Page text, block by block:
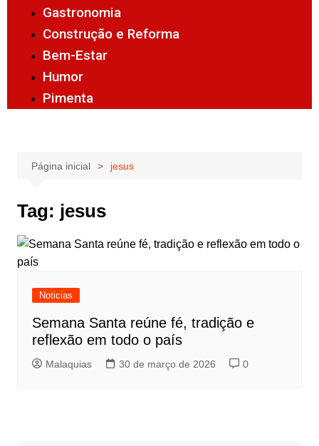
Gastronomia
Construção e Reforma
Bem-Estar
Humor
Pimenta
Página inicial jesus
Tag: jesus
Noticias
Semana Santa reúne fé, tradição e
reflexão em todo o país
Malaquias 30 de março de 2026 0